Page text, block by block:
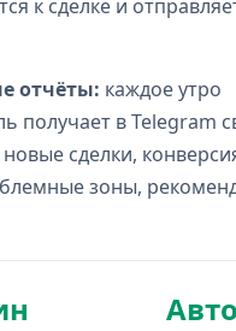
к сделке и
отчёты: каждое утро
получает в Telegram
сделки,
зоны,
Авто